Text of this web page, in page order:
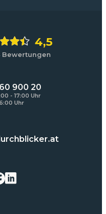
4,5
Bewertungen
900 20
- 17:00 Uhr
Uhr